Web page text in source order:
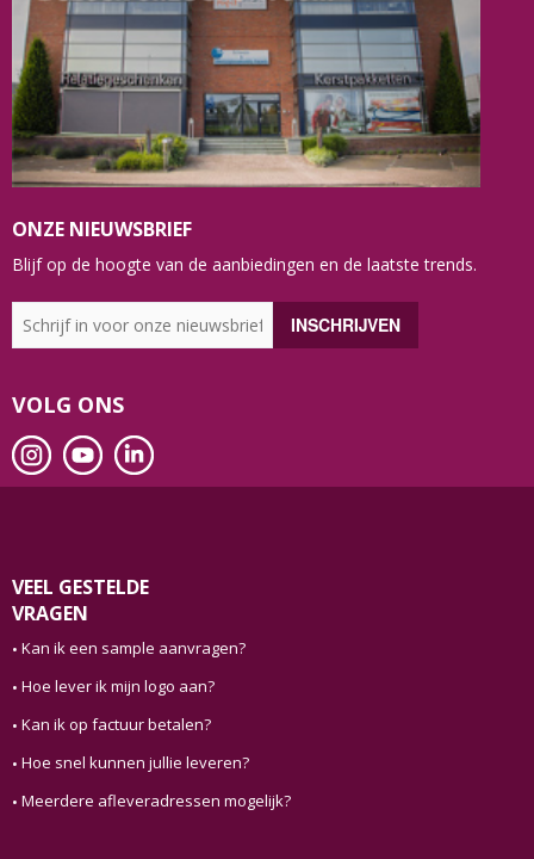
ONZE NIEUWSBRIEF
Blijf op de hoogte van de aanbiedingen en de laatste trends.
VOLG ONS
VEEL GESTELDE
VRAGEN
Kan ik een sample aanvragen?
Hoe lever ik mijn logo aan?
Kan ik op factuur betalen?
Hoe snel kunnen jullie leveren?
Meerdere afleveradressen mogelijk?